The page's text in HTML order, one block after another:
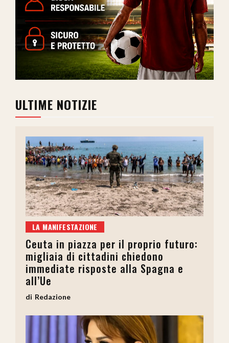
ULTIME NOTIZIE
LA MANIFESTAZIONE
Ceuta in piazza per il proprio futuro:
migliaia di cittadini chiedono
immediate risposte alla Spagna e
all’Ue
Redazione